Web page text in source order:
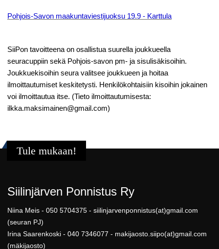
Pohjois-Savon maakuntaviestijuoksu 19.9 - Karttula
SiiPon tavoitteena on osallistua suurella joukkueella
seuracuppiin sekä Pohjois-savon pm- ja sisulisäkisoihin.
Joukkuekisoihin seura valitsee joukkueen ja hoitaa
ilmoittautumiset keskitetysti. Henkilökohtaisiin kisoihin jokainen
voi ilmoittautua itse. (Tieto ilmoittautumisesta:
ilkka.maksimainen@gmail.com)
Tule mukaan!
Siilinjärven Ponnistus Ry
Niina Meis - 050 5704375 - siilinjarvenponnistus(at)gmail.com
(seuran PJ)
Irina Saarenkoski - 040 7346077 - makijaosto.siipo(at)gmail.com
(mäkijaosto)